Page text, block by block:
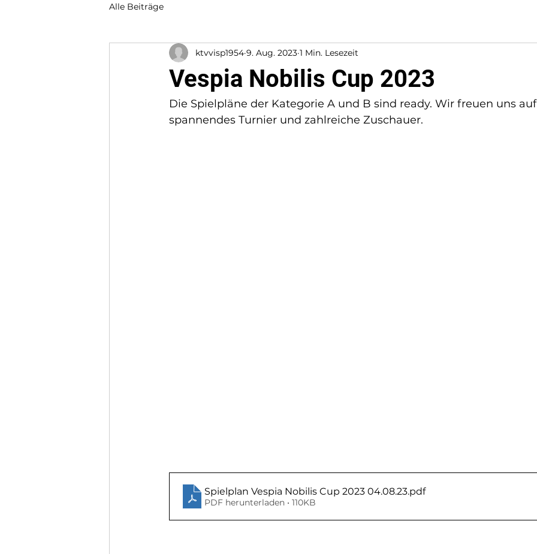
Alle Beiträge
Vespia Nobilis Cup 2023
ktvvisp1954 9. Aug. 2023 1 Min. Lesezeit
Die Spielpläne der Kategorie A und B sind ready. Wir freuen uns
spannendes Turnier und zahlreiche Zuschauer.
Spielplan Vespia Nobilis Cup 2023 04.08.23.pdf
PDF herunterladen • 110KB